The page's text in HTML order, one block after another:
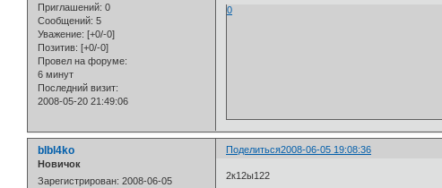
Приглашений: 0
Сообщений: 5
Уважение: [+0/-0]
Позитив: [+0/-0]
Провел на форуме:
6 минут
Последний визит:
2008-05-20 21:49:06
0
Поделиться2008-06-05 19:08:36
blbl4ko
Новичок
Зарегистрирован: 2008-06-05
2к12ы122